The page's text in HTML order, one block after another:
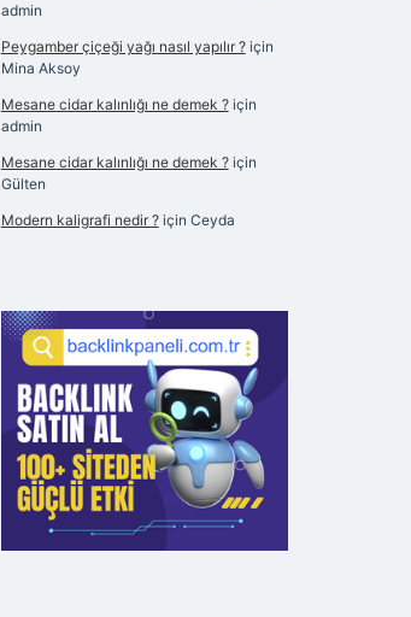
admin
Peygamber çiçeği yağı nasıl yapılır ?için
Mina Aksoy
Mesane cidar kalınlığı ne demek ?için
admin
Mesane cidar kalınlığı ne demek ?için
Gülten
Modern kaligrafi nedir ?için Ceyda